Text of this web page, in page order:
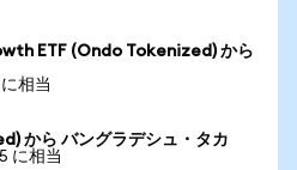
ETF (Ondo Tokenized) から
相当
から バングラデシュ・タカ
に相当